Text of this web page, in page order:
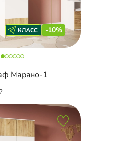
-10%
Марано-1